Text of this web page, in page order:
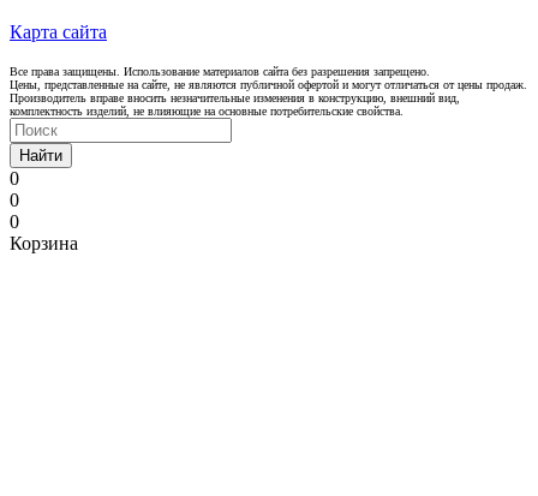
Карта сайта
Все права защищены. Использование материалов сайта без разрешения запрещено.
Цены, представленные на сайте, не являются публичной офертой и могут отличаться от цены продаж.
Производитель вправе вносить незначительные изменения в конструкцию, внешний вид,
комплектность изделий, не влияющие на основные потребительские свойства.
Найти
0
0
0
Корзина